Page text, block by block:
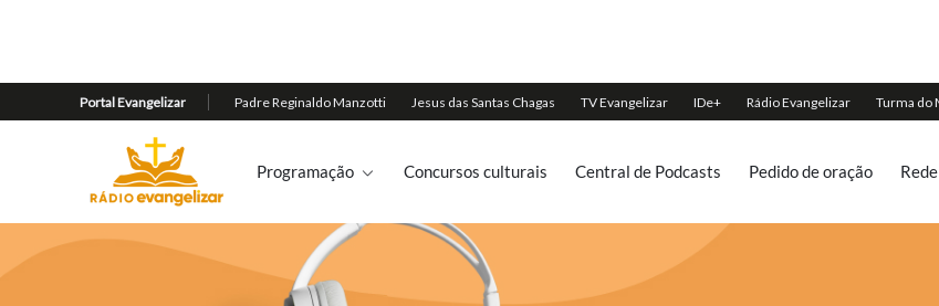
Programação Concursos culturais Central de Podcasts Pedido de oração Rede